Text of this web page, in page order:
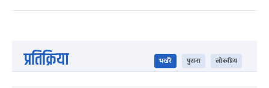
प्रतिक्रिया भर्खरै पुराना लोकप्रिय